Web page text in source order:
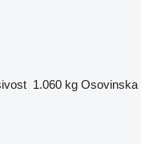
1.060 kg Osovinska